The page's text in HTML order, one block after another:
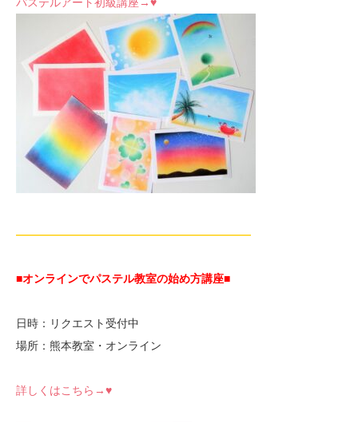
—————————————————————
■オンラインでパステル教室の始め方講座■
日時：リクエスト受付中
場所：熊本教室・オンライン
詳しくはこちら→♥